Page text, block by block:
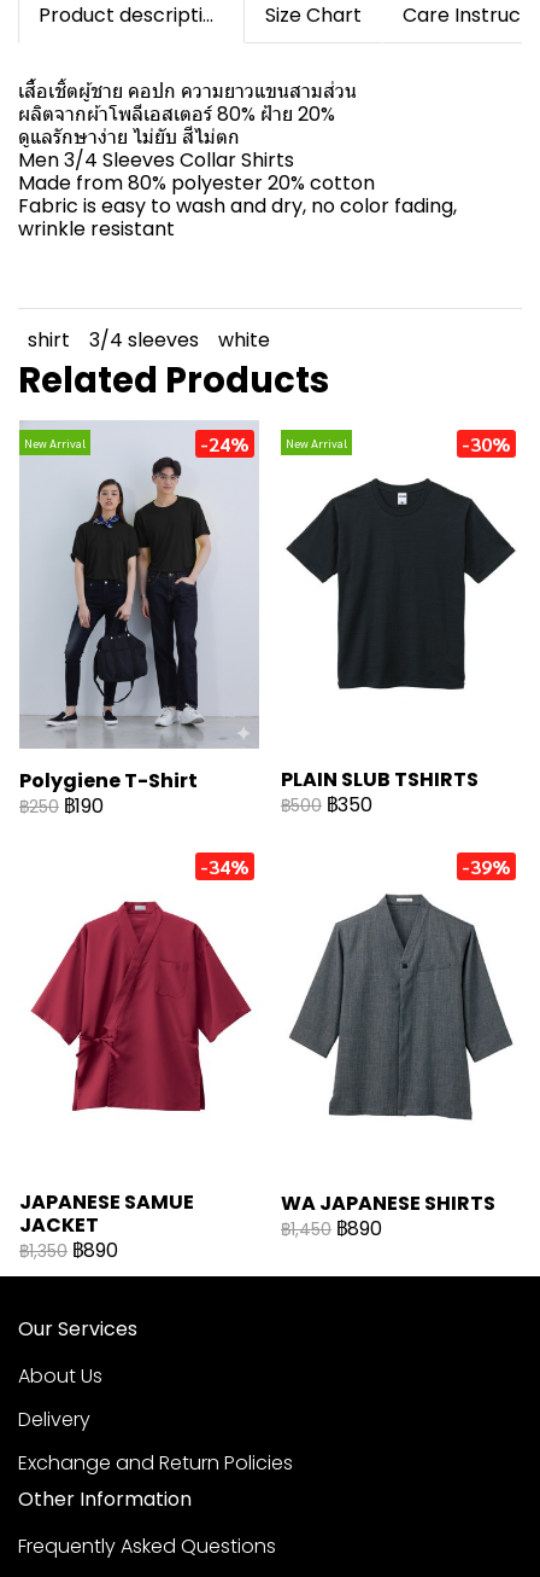
Product description Size Chart Care
เสื้อเชิ้ตผู้ชาย คอปก ความยาวแขนสามส่วน
ผลิตจากผ้าโพลีเอสเตอร์ 80% ฝ้าย 20%
ดูแลรักษาง่าย ไม่ยับ สีไม่ตก
Men 3/4 Sleeves Collar Shirts
Made from 80% polyester 20% cotton
Fabric is easy to wash and dry, no color fading,
wrinkle resistant
shirt 3/4 sleeves white
Related Products
New Arrival -24%
Polygiene T-Shirt
฿250 ฿190
New Arrival -30%
PLAIN SLUB TSHIRTS
฿500 ฿350
-34%
JAPANESE SAMUE
JACKET
฿1,350 ฿890
-39%
WA JAPANESE SHIRTS
฿1,450 ฿890
Our Services
About Us
Delivery
Exchange and Return Policies
Other Information
Frequently Asked Questions